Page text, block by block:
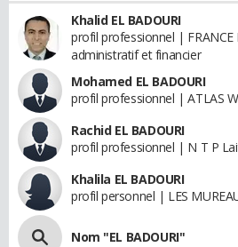
Khalid EL BADOURI
profil professionnel | FRANCE
administratif et financier
Mohamed EL BADOURI
profil professionnel | ATLAS
Rachid EL BADOURI
profil professionnel | N T P
Khalila EL BADOURI
profil personnel | LES
Nom "EL BADOURI"